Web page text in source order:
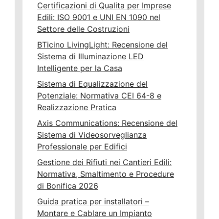
Certificazioni di Qualita per Imprese
Edili: ISO 9001 e UNI EN 1090 nel
Settore delle Costruzioni
BTicino LivingLight: Recensione del
Sistema di Illuminazione LED
Intelligente per la Casa
Sistema di Equalizzazione del
Potenziale: Normativa CEI 64-8 e
Realizzazione Pratica
Axis Communications: Recensione del
Sistema di Videosorveglianza
Professionale per Edifici
Gestione dei Rifiuti nei Cantieri Edili:
Normativa, Smaltimento e Procedure
di Bonifica 2026
Guida pratica per installatori –
Montare e Cablare un Impianto